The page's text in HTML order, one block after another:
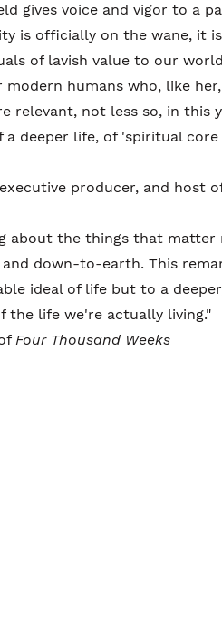
gives voice and vigor to a
is officially on the wane, it
of lavish value to our
humans who, like
relevant, not less so, in this
a deeper life, of 'spiritual
producer, and host
about the things that matter
down-to-earth. This
ideal of life but to a
the life we're actually living."
Four Thousand Weeks